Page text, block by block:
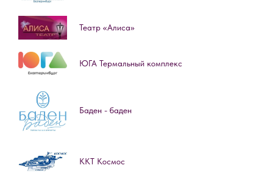
Театр «Алиса»
ЮГА Термальный комплекс
Баден - баден
ККТ Космос